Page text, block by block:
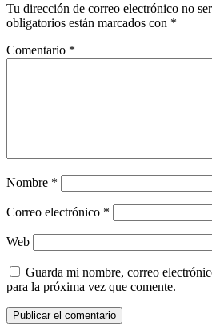
Tu dirección de correo electrónico no
obligatorios están marcados con *
Comentario *
Nombre *
Correo electrónico *
Web
Guarda mi nombre, correo
para la próxima vez que comente.